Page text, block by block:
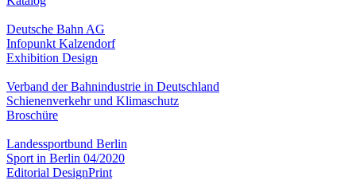
Deutsche Bahn AG
Infopunkt Kalzendorf
Exhibition Design
Verband der Bahnindustrie in Deutschland
Schienenverkehr und Klimaschutz
Broschüre
Landessportbund Berlin
Sport in Berlin 04/2020
Editorial DesignPrint